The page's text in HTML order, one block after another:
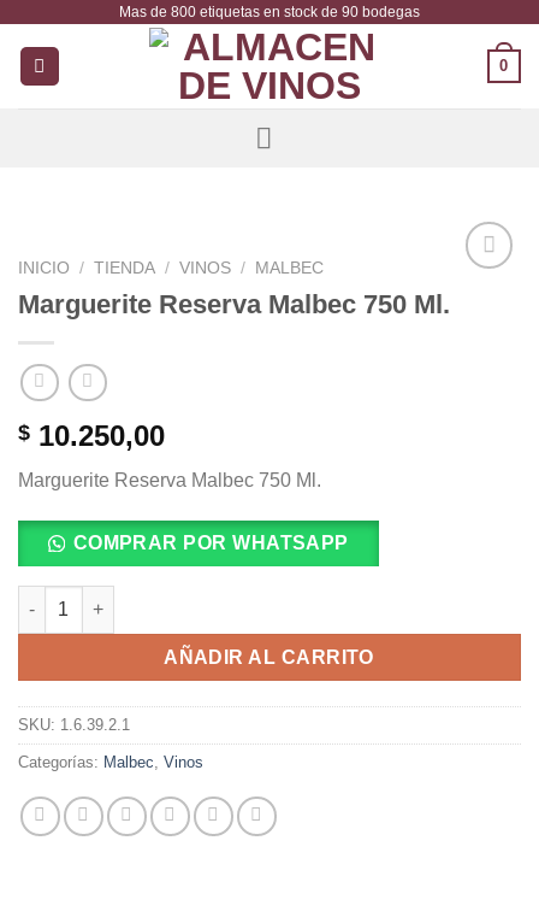
contenido
Mas de 800 etiquetas en stock de 90 bodegas
0
INICIO / TIENDA / VINOS / MALBEC
Marguerite Reserva Malbec 750 Ml.
$ 10.250,00
Marguerite Reserva Malbec 750 Ml.
COMPRAR POR WHATSAPP
Marguerite Reserva Malbec 750 Ml. cantidad
AÑADIR AL CARRITO
SKU: 1.6.39.2.1
Categorías: Malbec Vinos